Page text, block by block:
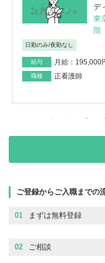
デ
東
階
日勤のみ/夜勤なし
給与 月給：195,000
職種 正看護師
ご登録からご入職までの
01 まずは無料登録
02 ご相談